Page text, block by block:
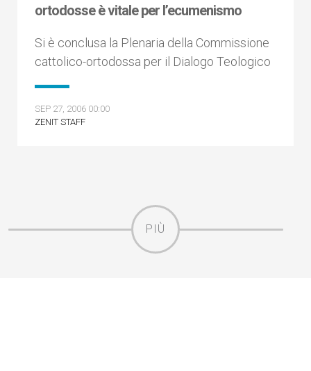
ortodosse è vitale per l’ecumenismo
Si è conclusa la Plenaria della Commissione
cattolico-ortodossa per il Dialogo Teologico
SEP 27, 2006 00:00
ZENIT STAFF
PIÙ